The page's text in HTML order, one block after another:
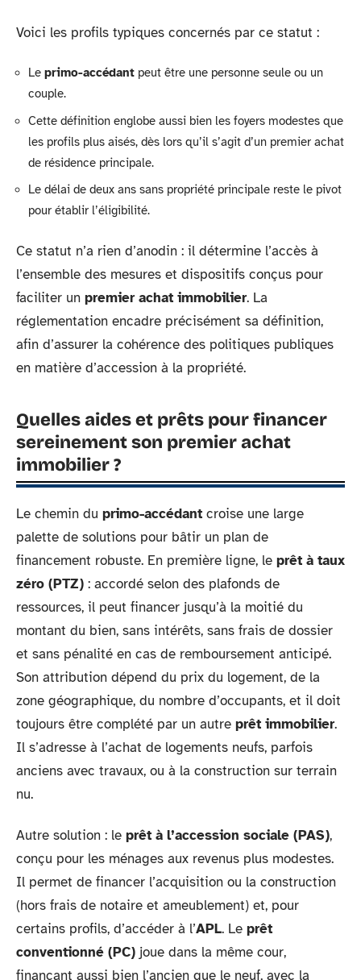
Voici les profils typiques concernés par ce statut :
Le primo-accédant peut être une personne seule ou un
couple.
Cette définition englobe aussi bien les foyers modestes que
les profils plus aisés, dès lors qu’il s’agit d’un premier achat
de résidence principale.
Le délai de deux ans sans propriété principale reste le pivot
pour établir l’éligibilité.
Ce statut n’a rien d’anodin : il détermine l’accès à
l’ensemble des mesures et dispositifs conçus pour
faciliter un premier achat immobilier. La
réglementation encadre précisément sa définition,
afin d’assurer la cohérence des politiques publiques
en matière d’accession à la propriété.
Quelles aides et prêts pour financer
sereinement son premier achat
immobilier ?
Le chemin du primo-accédant croise une large
palette de solutions pour bâtir un plan de
financement robuste. En première ligne, le prêt à taux
zéro (PTZ) : accordé selon des plafonds de
ressources, il peut financer jusqu’à la moitié du
montant du bien, sans intérêts, sans frais de dossier
et sans pénalité en cas de remboursement anticipé.
Son attribution dépend du prix du logement, de la
zone géographique, du nombre d’occupants, et il doit
toujours être complété par un autre prêt immobilier.
Il s’adresse à l’achat de logements neufs, parfois
anciens avec travaux, ou à la construction sur terrain
nu.
Autre solution : le prêt à l’accession sociale (PAS),
conçu pour les ménages aux revenus plus modestes.
Il permet de financer l’acquisition ou la construction
(hors frais de notaire et ameublement) et, pour
certains profils, d’accéder à l’APL. Le prêt
conventionné (PC) joue dans la même cour,
finançant aussi bien l’ancien que le neuf, avec la